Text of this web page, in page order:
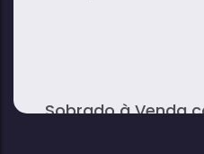
Sobrado à Venda